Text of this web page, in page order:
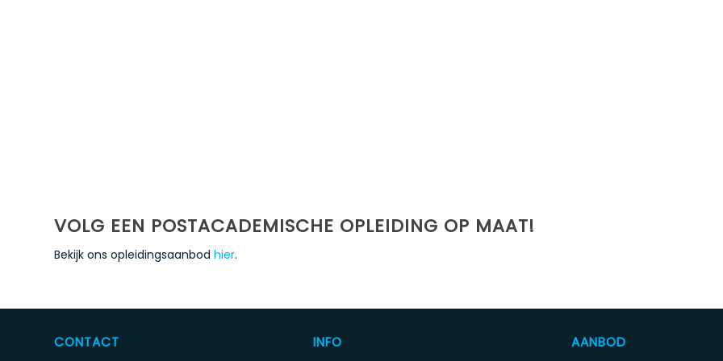
VOLG EEN POSTACADEMISCHE OPLEIDING OP MAAT!
Bekijk ons opleidingsaanbod hier.
CONTACT INFO AANBOD